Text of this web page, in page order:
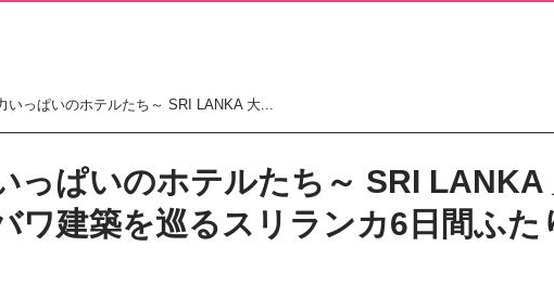
いっぱいのホテルたち～ SRI LANKA 大...
っぱいのホテルたち～ SRI
ワ建築を巡るスリランカ6日間ふた